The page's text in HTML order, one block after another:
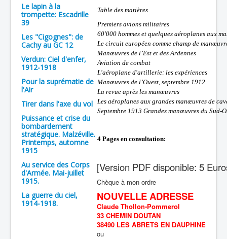
Le lapin à la
trompette: Escadrille
39
Les "Cigognes": de
Cachy au GC 12
Verdun: Ciel d'enfer,
1912-1918
Pour la suprématie de
l'Air
Tirer dans l'axe du vol
Puissance et crise du
bombardement
stratégique. Malzéville.
Printemps, automne
1915
Au service des Corps
d'Armée. Mai-juillet
1915.
La guerre du ciel,
1914-1918.
Table des matières
Premiers avions militaires
60'000 hommes et quelques aéroplanes aux
Le circuit européen comme champ de
Manœuvres de l’Est et des Ardennes
Aviation de combat
L'aéroplane d'artillerie: les expériences
Manœuvres de l’Ouest, septembre 1912
La revue après les manœuvres
Les aéroplanes aux grandes manœuvres de
Septembre 1913 Grandes manœuvres du Sud-
4 Pages en consultation:
[Version PDF disponible: 5
Chèque à mon ordre
NOUVELLE ADRESSE
Claude Thollon-Pommerol
33 CHEMIN DOUTAN
38490 LES ABRETS EN DAUPHINE
ou